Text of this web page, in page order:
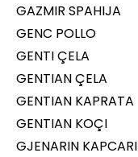
GAZMIR SPAHIJA
GENC POLLO
GENTI ÇELA
GENTIAN ÇELA
GENTIAN KAPRATA
GENTIAN KOÇI
GJENARIN KAPCARI